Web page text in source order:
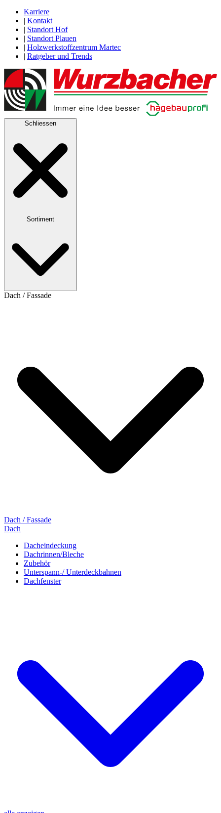
Karriere
| Kontakt
| Standort Hof
| Standort Plauen
| Holzwerkstoffzentrum Martec
| Ratgeber und Trends
Schliessen
Sortiment
Dach / Fassade
Dach / Fassade
Dach
Dacheindeckung
Dachrinnen/Bleche
Zubehör
Unterspann-/ Unterdeckbahnen
Dachfenster